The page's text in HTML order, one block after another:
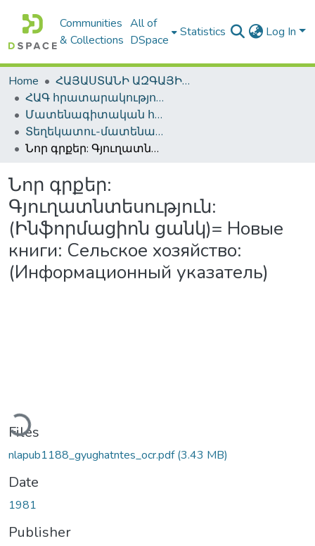
Communities
& Collections
All of
DSpace
Statistics Log In
Home
ՀԱՅԱՍՏԱՆԻ ԱԶԳԱՅԻՆ ԳՐԱԴԱՐԱՆԻ ԹՎԱՅԻՆ ՊԱՀՈՑ / DIGITAL REPOSITORY OF NLA
ՀԱԳ հրատարակություններ / NLA Publications
Մատենագիտական հրատարակություններ / Bibliographic publications
Տեղեկատու-մատենագիտական հրատարակություններ / Reference-Bibliographic Publications
Նոր գրքեր: Գյուղատնտեսություն: (Ինֆորմացիոն ցանկ)= Новые книги: Сельское хозяйство: (Информационный указатель)
Նոր գրքեր:
Գյուղատնտեսություն:
(Ինֆորմացիոն ցանկ)= Новые
книги: Сельское хозяйство:
(Информационный указатель)
Files
nlapub1188_gyughatntes_ocr.pdf(3.43 MB)
Date
1981
Publisher